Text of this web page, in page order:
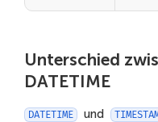
Unterschied
DATETIME
DATETIME und